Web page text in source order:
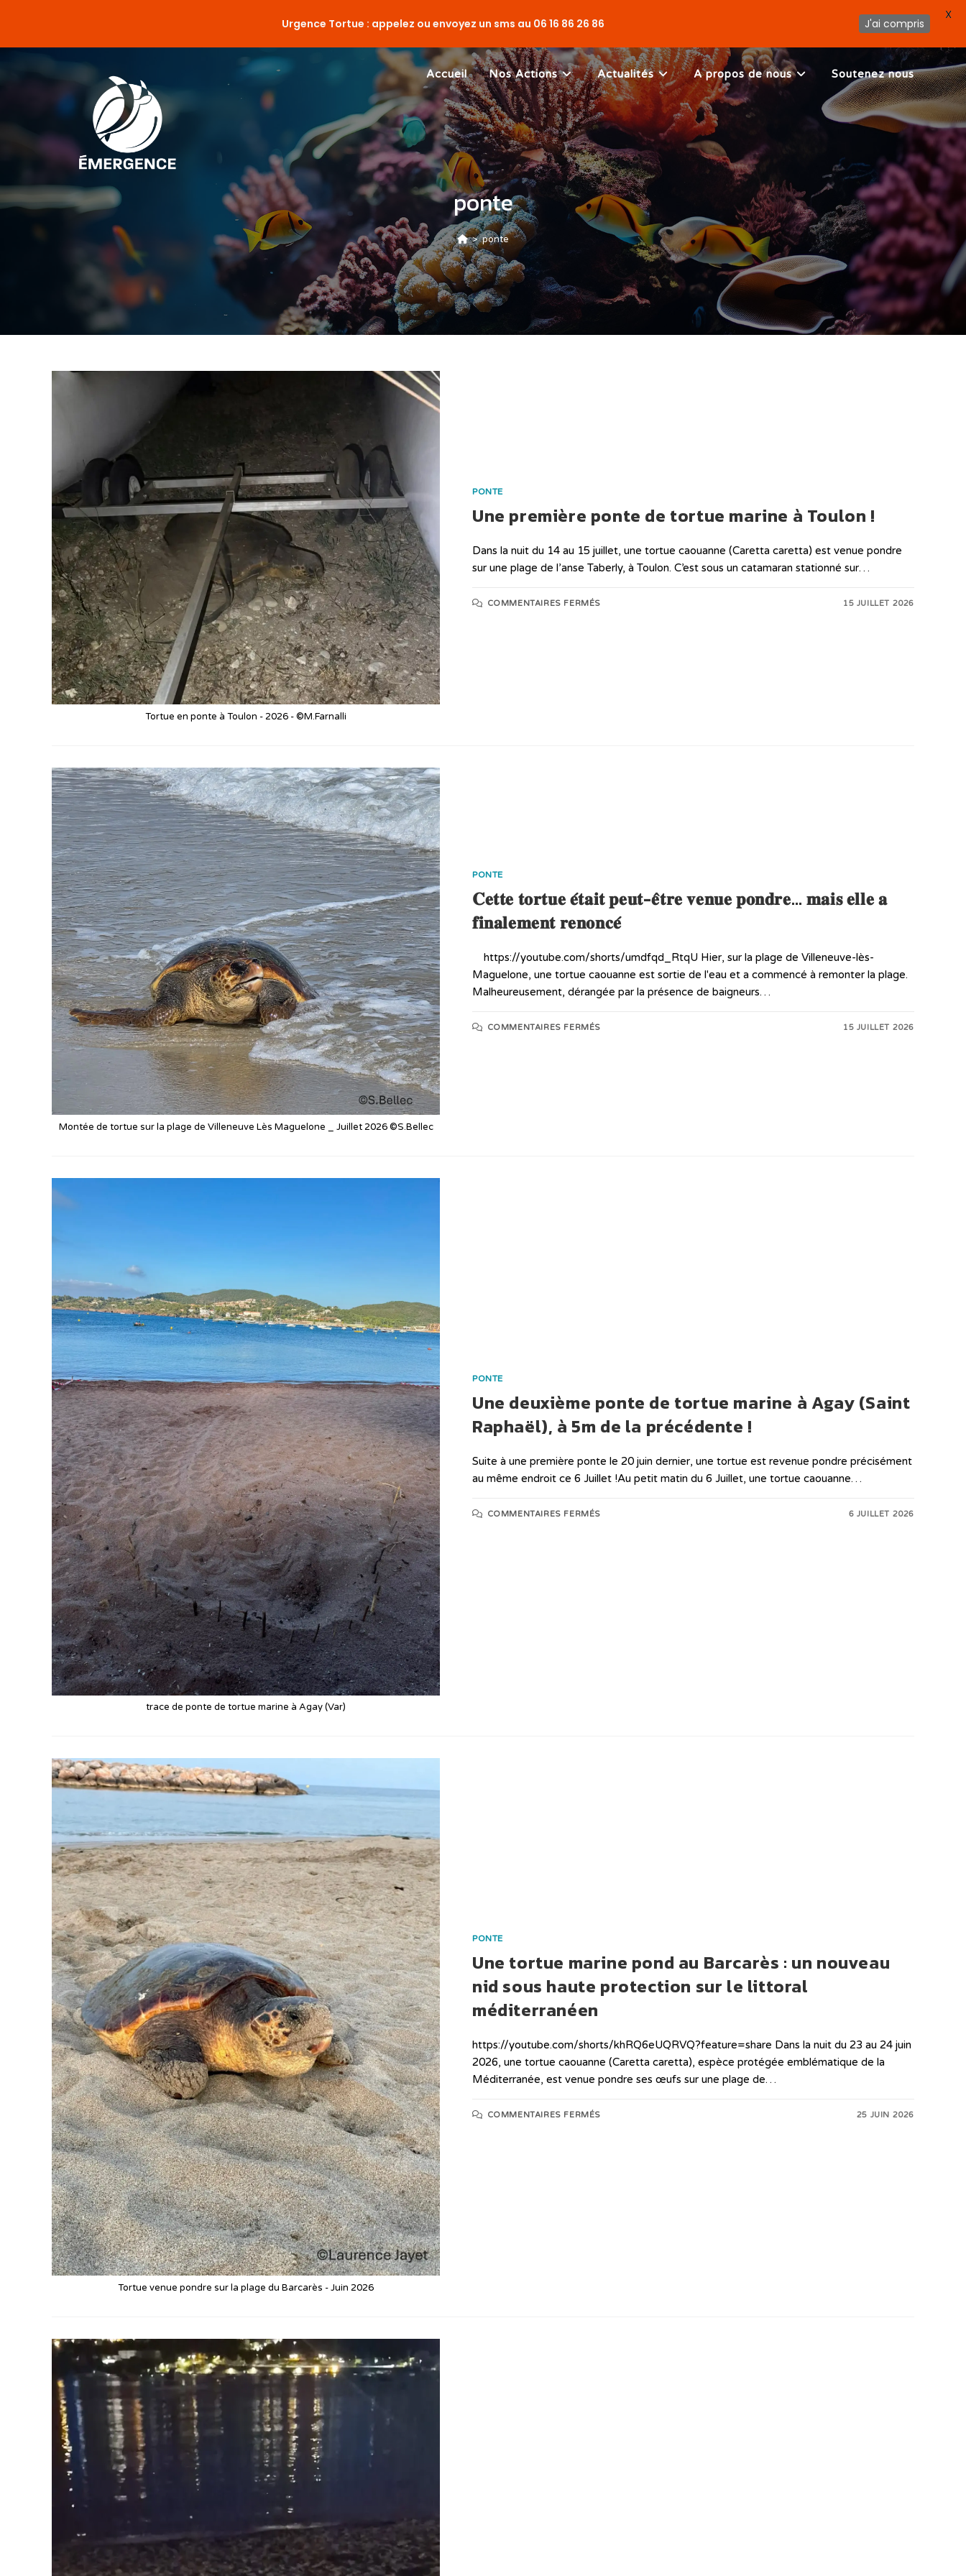
Accueil Nos Actions Actualités A propos de nous Soutenez nous
ponte
> ponte
Tortue en ponte à Toulon - 2026 - ©M.Farnalli
PONTE
Une première ponte de tortue marine à Toulon !
Dans la nuit du 14 au 15 juillet, une tortue caouanne (Caretta caretta) est venue pondre
sur une plage de l’anse Taberly, à Toulon. C’est sous un catamaran stationné sur…
COMMENTAIRES FERMÉS 15 JUILLET 2026
Montée de tortue sur la plage de Villeneuve Lès Maguelone _ Juillet 2026 ©S.Bellec
PONTE
𝐂𝐞𝐭𝐭𝐞 𝐭𝐨𝐫𝐭𝐮𝐞 𝐞́𝐭𝐚𝐢𝐭 𝐩𝐞𝐮𝐭-𝐞̂𝐭𝐫𝐞 𝐯𝐞𝐧𝐮𝐞 𝐩𝐨𝐧𝐝𝐫𝐞… 𝐦𝐚𝐢𝐬 𝐞𝐥𝐥𝐞 𝐚
𝐟𝐢𝐧𝐚𝐥𝐞𝐦𝐞𝐧𝐭 𝐫𝐞𝐧𝐨𝐧𝐜𝐞́
https://youtube.com/shorts/umdfqd_RtqU Hier, sur la plage de Villeneuve-lès-
Maguelone, une tortue caouanne est sortie de l'eau et a commencé à remonter la plage.
Malheureusement, dérangée par la présence de baigneurs…
COMMENTAIRES FERMÉS 15 JUILLET 2026
trace de ponte de tortue marine à Agay (Var)
PONTE
Une deuxième ponte de tortue marine à Agay (Saint
Raphaël), à 5m de la précédente !
Suite à une première ponte le 20 juin dernier, une tortue est revenue pondre précisément
au même endroit ce 6 Juillet !Au petit matin du 6 Juillet, une tortue caouanne…
COMMENTAIRES FERMÉS 6 JUILLET 2026
Tortue venue pondre sur la plage du Barcarès - Juin 2026
PONTE
Une tortue marine pond au Barcarès : un nouveau
nid sous haute protection sur le littoral
méditerranéen
https://youtube.com/shorts/khRQ6eUQRVQ?feature=share Dans la nuit du 23 au 24 juin
2026, une tortue caouanne (Caretta caretta), espèce protégée emblématique de la
Méditerranée, est venue pondre ses œufs sur une plage de…
COMMENTAIRES FERMÉS 25 JUIN 2026
Urgence Tortue : appelez ou envoyez un sms au 06 16 86 26 86 J'ai compris
X